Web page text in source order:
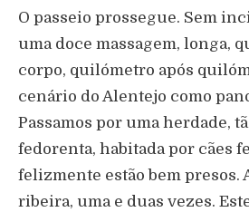
O passeio prossegue. Sem
uma doce massagem, longa,
corpo, quilómetro após
cenário do Alentejo como
Passamos por uma herdade,
fedorenta, habitada por cães
felizmente estão bem presos.
ribeira, uma e duas vezes.